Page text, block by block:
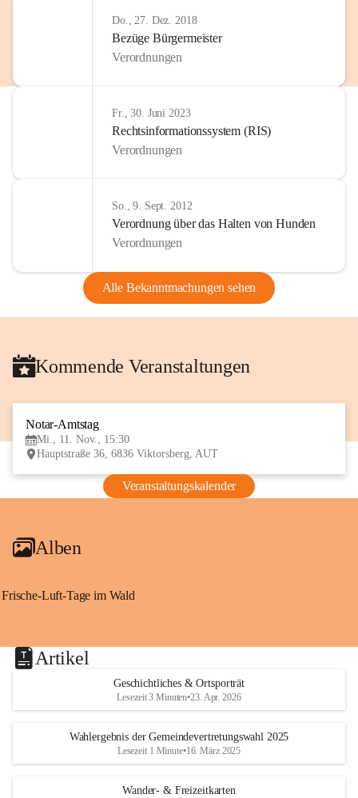
Do., 27. Dez. 2018
Bezüge Bürgermeister
Verordnungen
Fr., 30. Juni 2023
Rechtsinformationssystem (RIS)
Verordnungen
So., 9. Sept. 2012
Verordnung über das Halten von Hunden
Verordnungen
Alle Bekanntmachungen sehen
Kommende Veranstaltungen
Notar-Amtstag
Mi., 11. Nov., 15:30
Hauptstraße 36, 6836 Viktorsberg, AUT
Veranstaltungskalender
Alben
Frische-Luft-Tage im Wald
Artikel
Geschichtliches & Ortsporträt
Lesezeit 3 Minuten•23. Apr. 2026
Wahlergebnis der Gemeindevertretungswahl 2025
Lesezeit 1 Minute•16. März 2025
Wander- & Freizeitkarten